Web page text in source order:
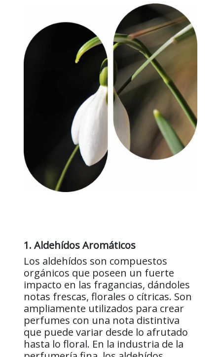
1. Aldehídos Aromáticos
Los aldehídos son compuestos
orgánicos que poseen un fuerte
impacto en las fragancias, dándoles
notas frescas, florales o cítricas. Son
ampliamente utilizados para crear
perfumes con una nota distintiva
que puede variar desde lo afrutado
hasta lo floral. En la industria de la